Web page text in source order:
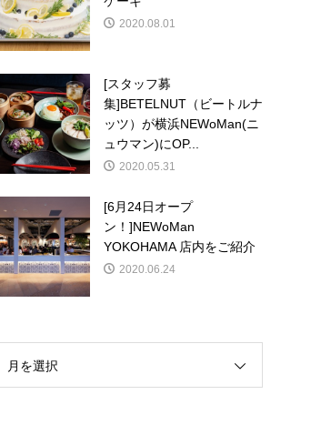
2020.08.01
[スタッフ募
集]BETELNUT（ビートルナ
ッツ）が横浜NEWoMan(ニ
ュウマン)にOP...
2020.05.31
[6月24日オープ
ン！]NEWoMan
YOKOHAMA 店内をご紹介
2020.06.24
月を選択